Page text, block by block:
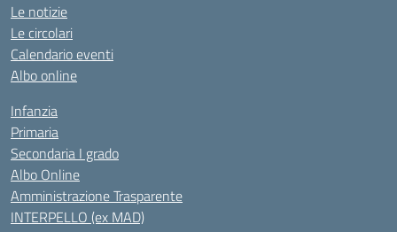
Le notizie
Le circolari
Calendario eventi
Albo online
Infanzia
Primaria
Secondaria I grado
Albo Online
Amministrazione Trasparente
INTERPELLO (ex MAD)